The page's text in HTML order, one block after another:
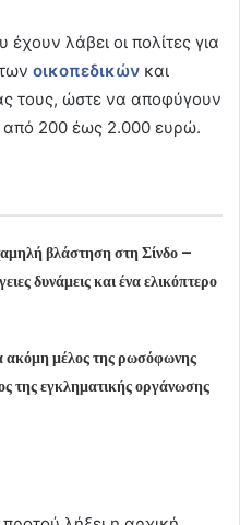
έχουν λάβει οι πολίτες για
οικοπεδικών και
τους, ώστε να αποφύγουν
από 200 έως 2.000 ευρώ.
βλάστηση στη Σίνδο –
δυνάμεις και ένα ελικόπτερο
ακόμη μέλος της ρωσόφωνης
της εγκληματικής οργάνωσης